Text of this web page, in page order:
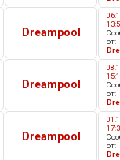
Dreampool
от:
Dreampool
от:
Dreampool
от: